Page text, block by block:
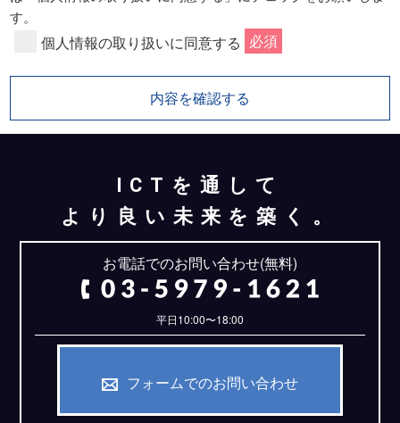
（３）個人情報の利用目的
（４）個人情報の第三者提供について
（５）個人情報の取扱いの委託について
取得した個人情報の取扱いの全部又は一部を、利用目的の
範囲内において委託する場合がございます。
（６）個人情報を与えなかった場合に生じる結果
個人情報を与えることは任意です。個人情報に関する情報
回答できない可能性があります。
す。
個人情報の取り扱いに同意する 必須
ICTを通して
より良い未来を築く。
お電話でのお問い合わせ(無料)
平日10:00〜18:00
フォームでのお問い合わせ